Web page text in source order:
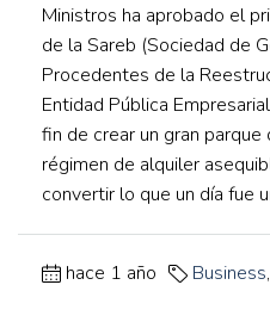
Ministros ha aprobado el
de la Sareb (Sociedad de
Procedentes de la
Entidad Pública
fin de crear un gran
régimen de alquiler
convertir lo que un día fue
hace 1 año Business,